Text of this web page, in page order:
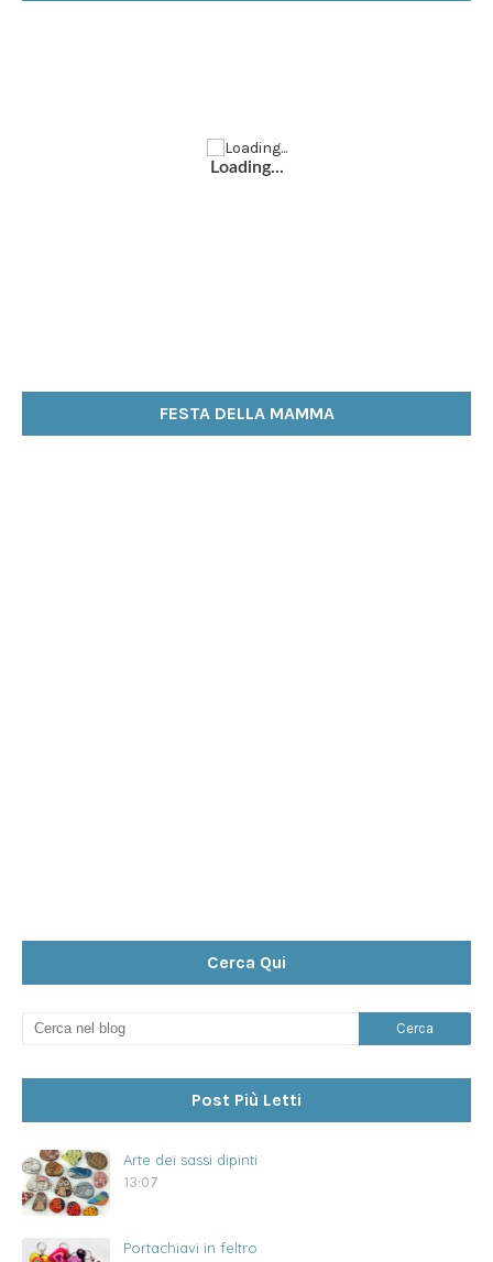
Loading...
FESTA DELLA MAMMA
Cerca Qui
Post Più Letti
Arte dei sassi dipinti
13:07
Portachiavi in feltro